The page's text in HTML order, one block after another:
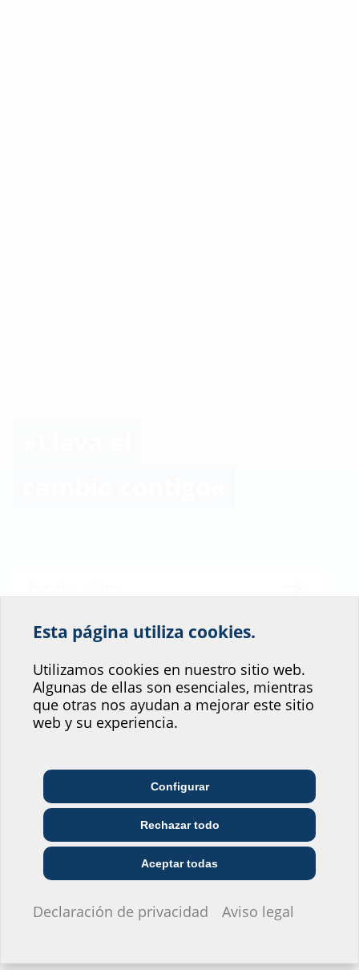
Código de conducta
Sistema de comunicación de irregularidades
¡Ayúdenos a mejorar
el servicio que ofrece
nuestro sitio web!
¿Dónde se situaría usted?
Arquitectura y diseño
Empresa de
Empresa de servicios
públicos
Instalaciones Constructora
No quiero dar información.
Esta página utiliza cookies.
Utilizamos cookies en nuestro sitio web.
Algunas de ellas son esenciales, mientras
que otras nos ayudan a mejorar este sitio
web y su experiencia.
Configurar
Rechazar todo
Aceptar todas
Declaración de privacidad Aviso legal